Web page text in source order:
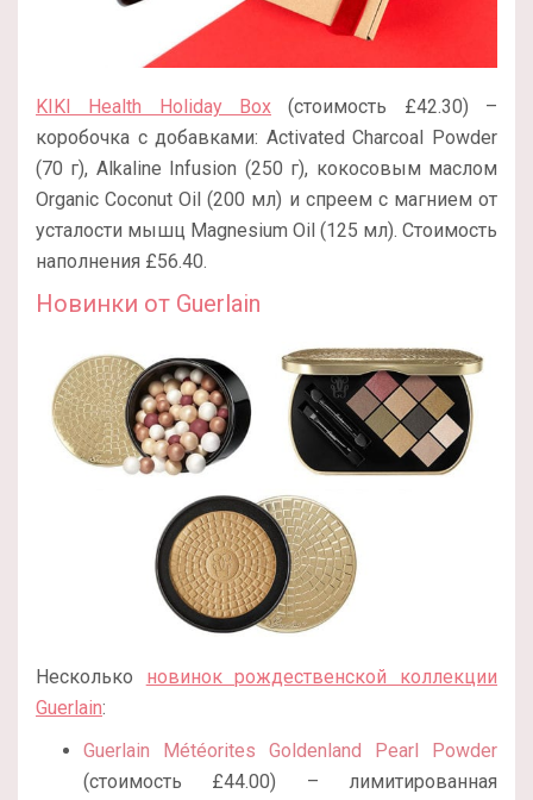
KIKI Health Holiday Box (стоимость £42.30) –
коробочка с добавками: Activated Charcoal Powder
(70 г), Alkaline Infusion (250 г), кокосовым маслом
Organic Coconut Oil (200 мл) и спреем с магнием от
усталости мышц Magnesium Oil (125 мл). Стоимость
наполнения £56.40.
Новинки от Guerlain
Несколько новинок рождественской коллекции
Guerlain:
Guerlain Météorites Goldenland Pearl Powder
(стоимость £44.00) – лимитированная